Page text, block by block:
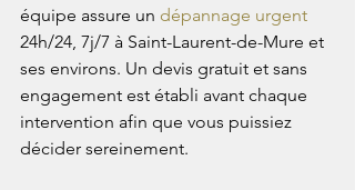
équipe assure un dépannage urgent
24h/24, 7j/7 à Saint-Laurent-de-Mure et
ses environs. Un devis gratuit et sans
engagement est établi avant chaque
intervention afin que vous puissiez
décider sereinement.